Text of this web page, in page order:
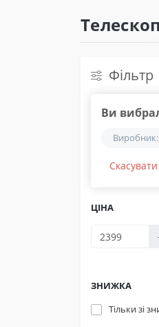
Фільтр
Ви
Виробник:
Скасувати
ЦІНА
ЗНИЖКА
Тільки зі